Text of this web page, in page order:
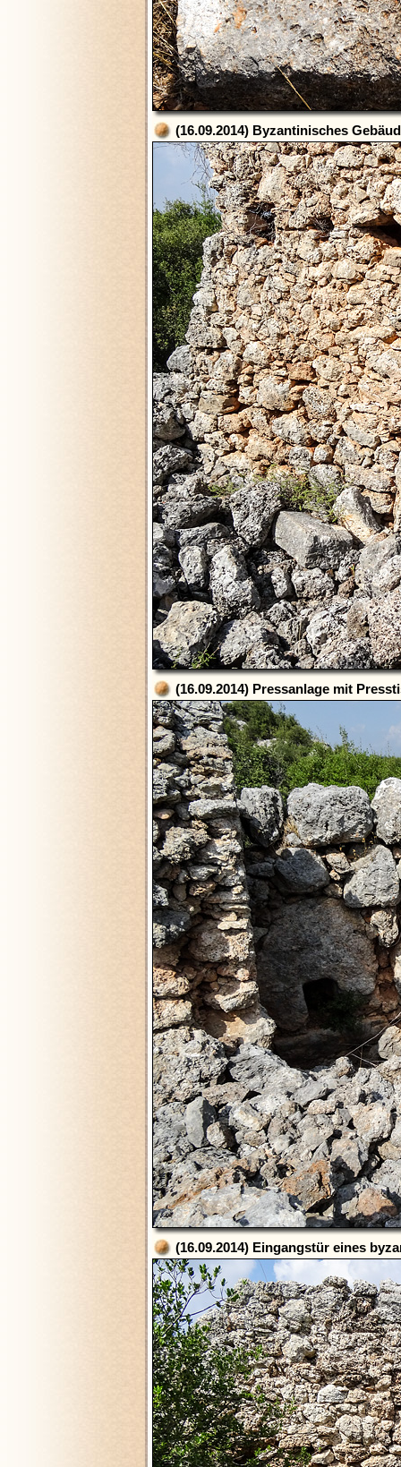
(16.09.2014) Byzantinisches
(16.09.2014) Pressanlage mit
(16.09.2014) Eingangstür eines